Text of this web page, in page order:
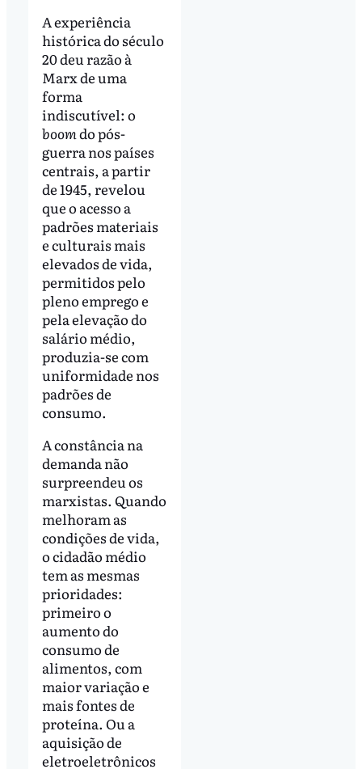
A experiência
histórica do século
20 deu razão à
Marx de uma
forma
indiscutível: o
boomdo pós-
guerra nos países
centrais, a partir
de 1945, revelou
que o acesso a
padrões materiais
e culturais mais
elevados de vida,
permitidos pelo
pleno emprego e
pela elevação do
salário médio,
produzia-se com
uniformidade nos
padrões de
consumo.
A constância na
demanda não
surpreendeu os
marxistas. Quando
melhoram as
condições de vida,
o cidadão médio
tem as mesmas
prioridades:
primeiro o
aumento do
consumo de
alimentos, com
maior variação e
mais fontes de
proteína. Ou a
aquisição de
eletroeletrônicos